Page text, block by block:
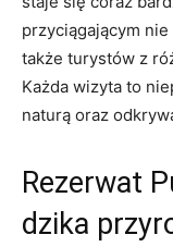
przyciągającym
także ⁣turystów ​z
Każda‍ wizyta‌ to
naturą ​oraz
Rezerwat
dzika